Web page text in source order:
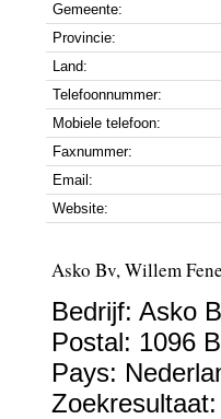
Gemeente:
Provincie:
Land:
Telefoonnummer:
Mobiele telefoon:
Faxnummer:
Email:
Website:
Asko Bv, Willem
Bedrijf: Asko
Postal: 1096
Pays: